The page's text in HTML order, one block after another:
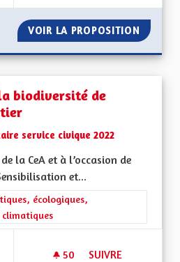
VOIR LA PROPOSITION
biodiversité de
service civique 2022
la CeA et à l’occasion de
et...
catégorie : Les transitions
écologiques,
50 50 ABONNÉS
SUIVRE